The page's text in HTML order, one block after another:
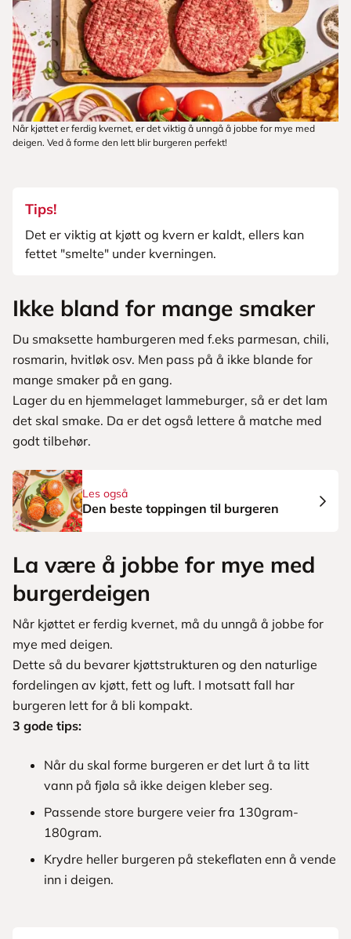
Når kjøttet er ferdig kvernet, er det viktig å unngå å jobbe for mye med
deigen. Ved å forme den lett blir burgeren perfekt!
Tips!
Det er viktig at kjøtt og kvern er kaldt, ellers kan
fettet "smelte" under kverningen.
Ikke bland for mange smaker
Du smaksette hamburgeren med f.eks parmesan, chili,
rosmarin, hvitløk osv. Men pass på å ikke blande for
mange smaker på en gang.
Lager du en hjemmelaget lammeburger, så er det lam
det skal smake. Da er det også lettere å matche med
godt tilbehør.
Les også
Den beste toppingen til burgeren
La være å jobbe for mye med
burgerdeigen
Når kjøttet er ferdig kvernet, må du unngå å jobbe for
mye med deigen.
Dette så du bevarer kjøttstrukturen og den naturlige
fordelingen av kjøtt, fett og luft. I motsatt fall har
burgeren lett for å bli kompakt.
3 gode tips:
Når du skal forme burgeren er det lurt å ta litt
vann på fjøla så ikke deigen kleber seg.
Passende store burgere veier fra 130gram-
180gram.
Krydre heller burgeren på stekeflaten enn å vende
inn i deigen.